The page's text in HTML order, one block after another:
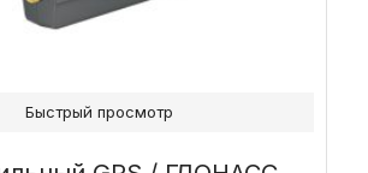
Быстрый просмотр